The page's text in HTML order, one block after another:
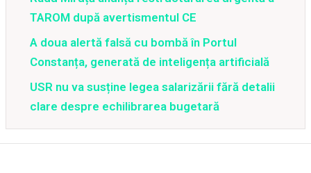
TAROM după avertismentul CE
A doua alertă falsă cu bombă în Portul
Constanța, generată de inteligența artificială
USR nu va susține legea salarizării fără detalii
clare despre echilibrarea bugetară